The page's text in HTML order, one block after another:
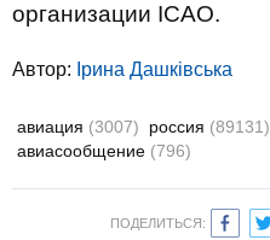
организации ІСАО.
Автор: Ірина Дашківська
авиация (3007) россия (89131)
авиасообщение (796)
ПОДЕЛИТЬСЯ: